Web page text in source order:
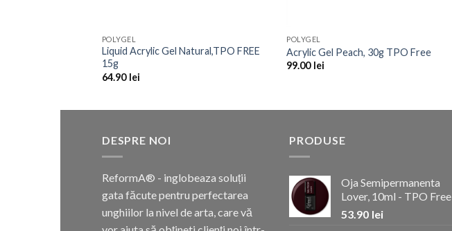
POLYGEL
Liquid Acrylic Gel Natural,TPO FREE
15g
64.90 lei
POLYGEL
Acrylic Gel Peach, 30g TPO Free
99.00 lei
DESPRE NOI
ReformA® - inglobeaza soluții
gata făcute pentru perfectarea
unghiilor la nivel de arta, care vă
PRODUSE
Oja Semipermanenta
Lover, 10ml - TPO Free
53.90 lei